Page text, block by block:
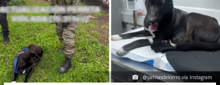
@patitasdelcerro vía Instagram